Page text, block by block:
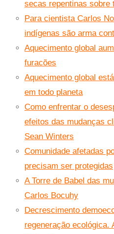
secas repentinas sobre
Para cientista Carlos
indígenas são arma
Aquecimento global
furacões
Aquecimento global
em todo planeta
Como enfrentar o
efeitos das mudanças
Sean Winters
Comunidade afetadas
precisam ser protegidas
A Torre de Babel das
Carlos Bocuhy
Decrescimento
regeneração ecológica.